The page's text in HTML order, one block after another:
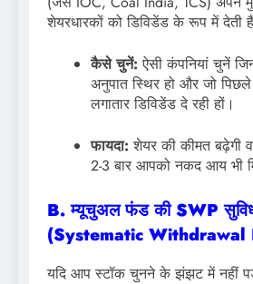
शेयरधारकों को डिविडेंड के रूप में देती
कैसे चुनें: ऐसी कंपनियां चुनें
अनुपात स्थिर हो और जो पिछले
लगातार डिविडेंड दे रही हों।
फायदा: शेयर की कीमत
2-3 बार आपको नकद आय भी
B. म्यूचुअल फंड की SWP
(Systematic Withdrawal
यदि आप स्टॉक चुनने के झंझट में नहीं